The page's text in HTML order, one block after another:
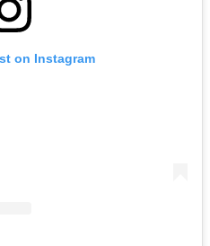
on Instagram